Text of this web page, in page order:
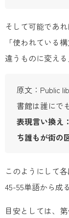
そして可能であ
「使われている
違うものに変え
原文：Public
書館は誰にで
表現言い換え
ち誰もが街の
このようにして
45-55単語から成
目安としては、